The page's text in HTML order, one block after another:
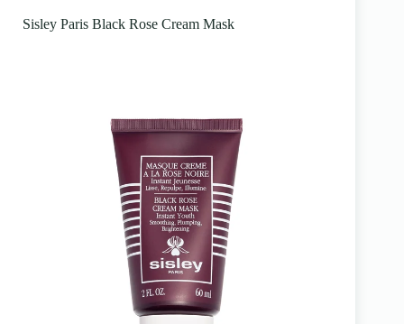
Sisley Paris Black Rose Cream Mask